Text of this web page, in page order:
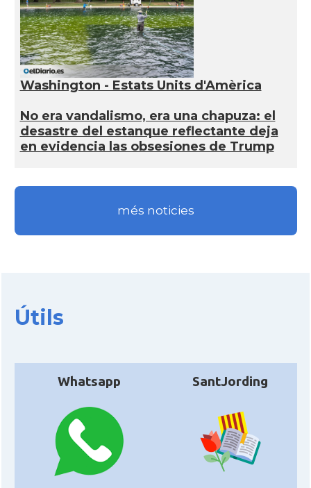
Washington - Estats Units d'Amèrica
No era vandalismo, era una chapuza: el
desastre del estanque reflectante deja
en evidencia las obsesiones de Trump
més noticies
Útils
Whatsapp SantJording